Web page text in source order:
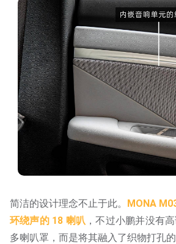
简洁的设计理念不止于此。 MONA
环绕声的 18 喇叭 ，不过小鹏并没有
多喇叭罩，而是将其融入了织物打孔